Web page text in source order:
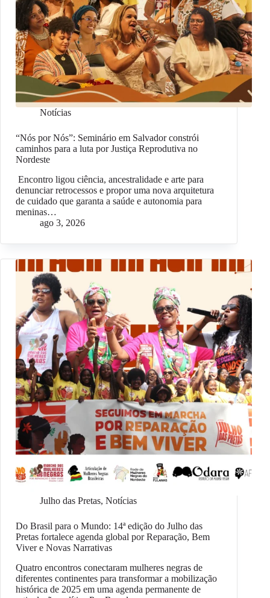
Notícias
“Nós por Nós”: Seminário em Salvador constrói
caminhos para a luta por Justiça Reprodutiva no
Nordeste
Encontro ligou ciência, ancestralidade e arte para
denunciar retrocessos e propor uma nova arquitetura
de cuidado que garanta a saúde e autonomia para
meninas…
ago 3, 2026
Julho das Pretas, Notícias
Do Brasil para o Mundo: 14ª edição do Julho das
Pretas fortalece agenda global por Reparação, Bem
Viver e Novas Narrativas
Quatro encontros conectaram mulheres negras de
diferentes continentes para transformar a mobilização
histórica de 2025 em uma agenda permanente de